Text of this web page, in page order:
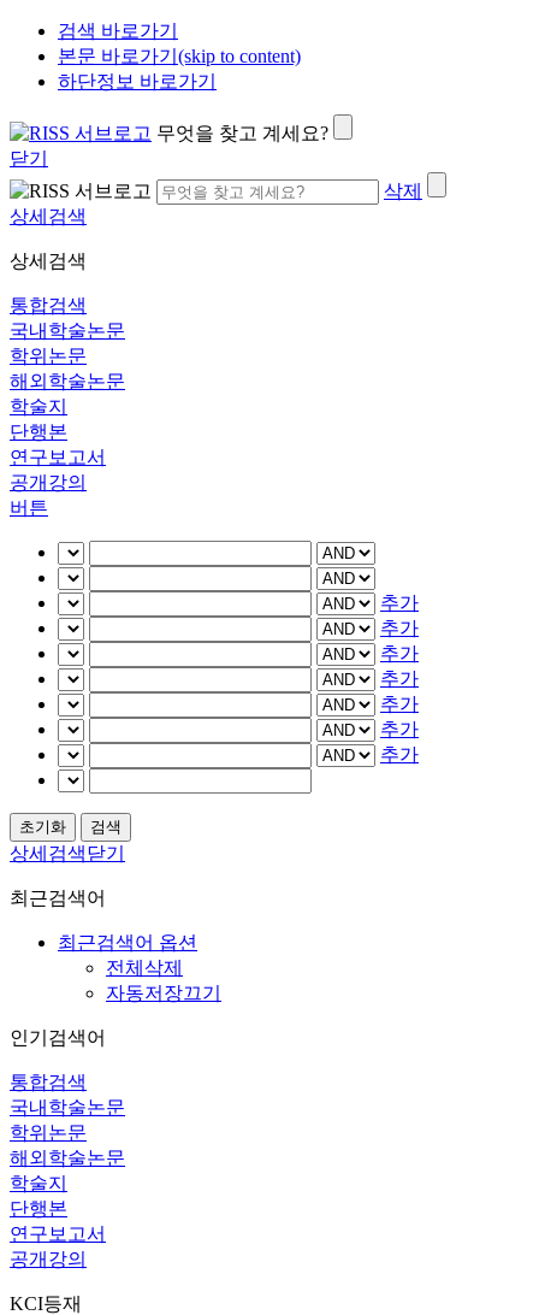
검색 바로가기
본문 바로가기(skip to content)
하단정보 바로가기
무엇을 찾고 계세요?
닫기
삭제
상세검색
상세검색
통합검색
국내학술논문
학위논문
해외학술논문
학술지
단행본
연구보고서
공개강의
버튼
추가
추가
추가
추가
추가
추가
추가
상세검색닫기
최근검색어
최근검색어 옵션
전체삭제
자동저장끄기
인기검색어
통합검색
국내학술논문
학위논문
해외학술논문
학술지
단행본
연구보고서
공개강의
KCI등재